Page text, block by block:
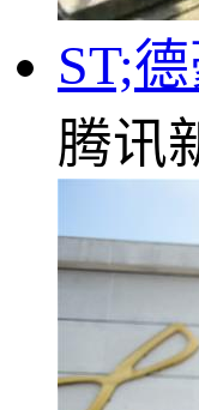
ST;
腾讯